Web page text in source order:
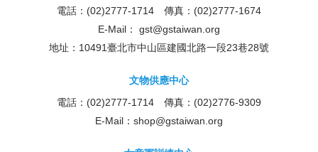
電話：(02)2777-1714 傳真：(02)2777-1674
E-Mail： gst@gstaiwan.org
地址：10491臺北市中山區建國北路一段23巷28號
文物供應中心
電話：(02)2777-1714 傳真：(02)2776-9309
E-Mail： shop@gstaiwan.org